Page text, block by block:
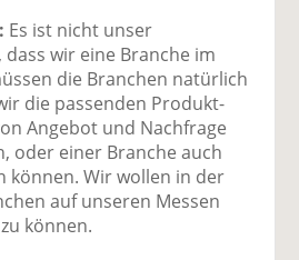
Es ist nicht unser
wir eine Branche im
die Branchen natürlich
die passenden Produkt-
Angebot und Nachfrage
oder einer Branche auch
können. Wir wollen in der
auf unseren Messen
können.